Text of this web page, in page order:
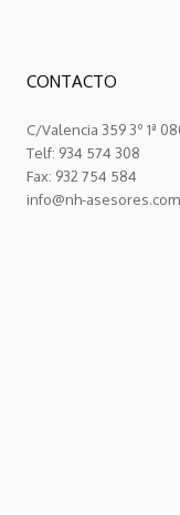
CONTACTO
C/Valencia 359 3º 1ª
Telf: 934 574 308
Fax: 932 754 584
info@nh-asesores.com